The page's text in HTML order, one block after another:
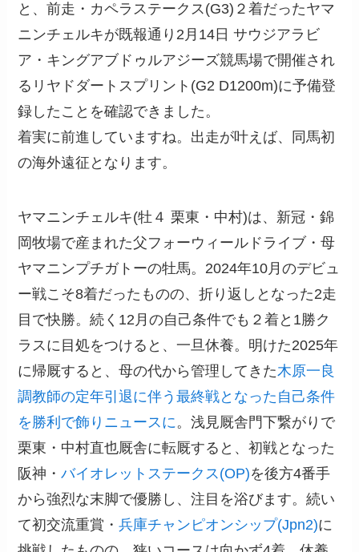
と、前走・カペラステークス(G3)２着だったヤマ
ニンチェルキが既報通り2月14日 サウジアラビ
ア・キングアブドゥルアジーズ競馬場で開催され
るリヤドダートスプリント(G2 D1200m)に予備登
録したことを確認できました。
着実に前進していますね。出走が叶えば、同馬初
の海外遠征となります。
ヤマニンチェルキ(牡４ 栗東・中村)は、新冠・錦
岡牧場で産まれた父フォーウィールドライブ・母
ヤマニンプチガトーの牡馬。2024年10月のデビュ
ー戦こそ8着だったものの、折り返しとなった2走
目で快勝。続く12月の自己条件でも２着と1勝ク
ラスに目処をつけると、一旦休養。明けた2025年
に帰厩すると、母の代から管理してきた木原一良
調教師の定年引退に伴う最終戦となった自己条件
を勝利で飾りニュースに 。浅見厩舎門下繋がりで
栗東・中村直也厩舎に転厩すると、初戦となった
阪神・バイオレットステークス(OP)を後方4番手
から強烈な末脚で優勝し、注目を浴びます。続い
て初交流重賞・兵庫チャンピオンシップ(Jpn2)に